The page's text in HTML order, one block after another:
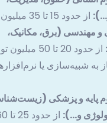
از حدود 15 تا 35 میلیون تومان
مهندسی (برق، مکانیک،
از حدود 20 تا 50
به شبیه‌سازی یا
پایه و پزشکی
و…):
از